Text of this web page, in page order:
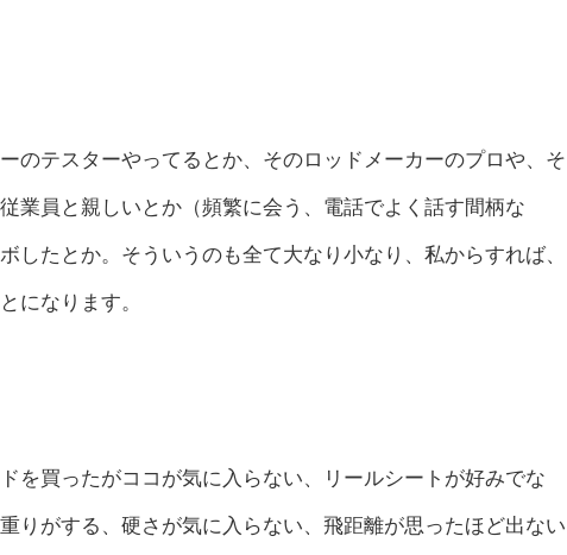
のテスターやってるとか、そのロッドメーカーのプロや、そ
業員と親しいとか（頻繁に会う、電話でよく話す間柄な
したとか。そういうのも全て大なり小なり、私からすれば、
になります。
を買ったがココが気に入らない、リールシートが好みでな
りがする、硬さが気に入らない、飛距離が思ったほど出ない